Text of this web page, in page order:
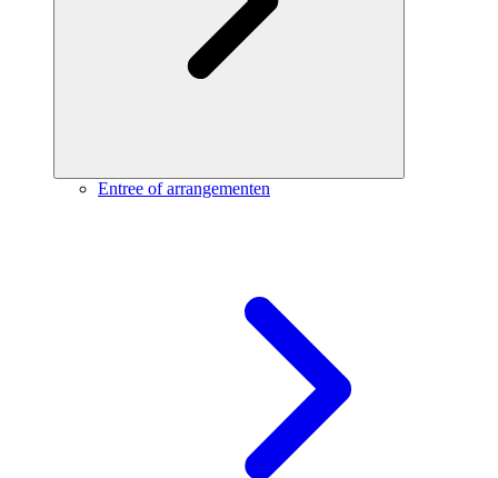
Entree of arrangementen